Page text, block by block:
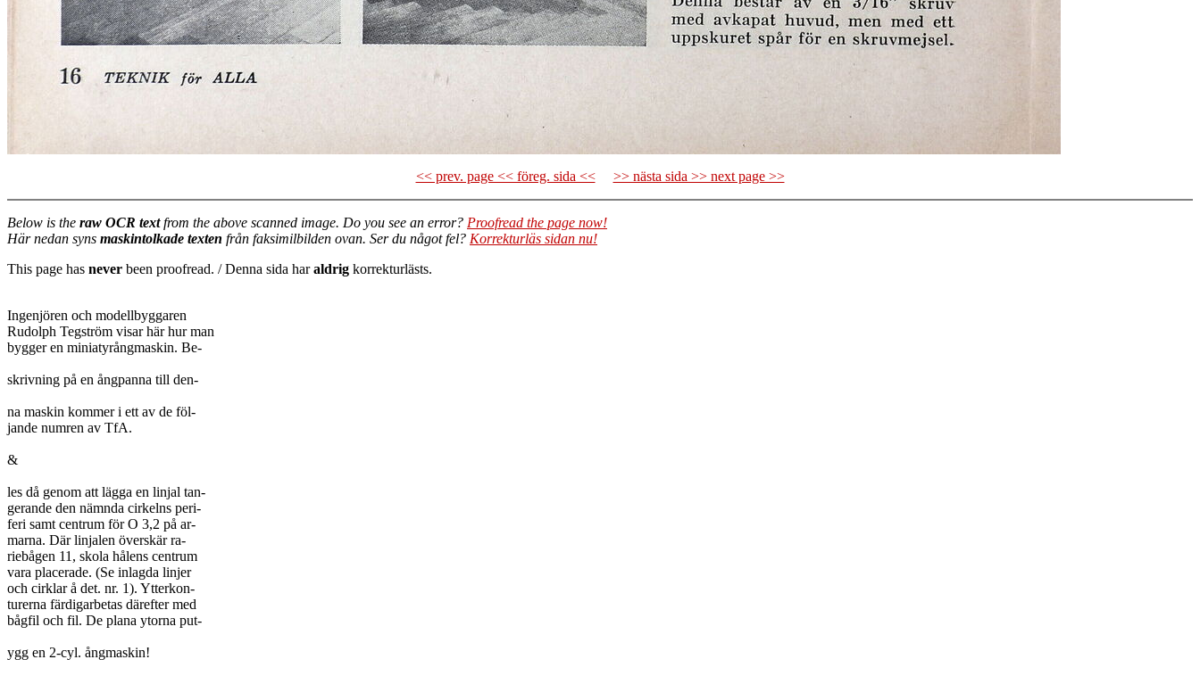
<< prev. page << föreg. sida << >> nästa sida >> next page >>
Below is the raw OCR textfrom the above scanned image. Do you see an error? Proofread the page now!
Här nedan syns maskintolkade texten från faksimilbilden ovan. Ser du något fel? Korrekturläs sidan nu!
This page has never been proofread. / Denna sida haraldrig korrekturlästs.
Ingenjören och modellbyggaren
Rudolph Tegström visar här hur man
bygger en miniatyrångmaskin. Be-
skrivning på en ångpanna till den-
na maskin kommer i ett av de föl-
jande numren av TfA.
&
les då genom att lägga en linjal tan-
gerande den nämnda cirkelns peri-
feri samt centrum för O 3,2 på ar-
marna. Där linjalen överskär ra-
riebågen 11, skola hålens centrum
vara placerade. (Se inlagda linjer
och cirklar å det. nr. 1). Ytterkon-
turerna färdigarbetas därefter med
bågfil och fil. De plana ytorna put-
ygg en 2-cyl. ångmaskin!